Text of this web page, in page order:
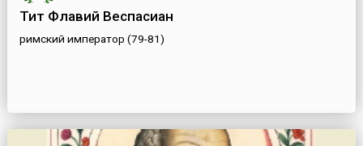
Тит Флавий Веспасиан
римский император (79-81)